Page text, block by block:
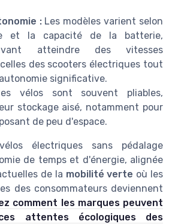
:Les modèles varient selon
et la capacité de la batterie,
atteindre des vitesses
des scooters électriques tout
significative.
vélos sont souvent pliables,
stockage aisé, notamment pour
de peu d'espace.
électriques sans pédalage
de temps et d'énergie, alignée
de la mobilité verte où les
des consommateurs deviennent
comment les marques peuvent
attentes écologiques des